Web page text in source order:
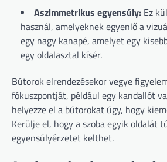
Aszimmetrikus egyensúly: Ez
használ, amelyeknek egyenlő a
egy nagy kanapé, amelyet egy
egy oldalasztal kísér.
Bútorok elrendezésekor vegye
fókuszpontját, például egy kandallót
helyezze el a bútorokat úgy, hogy
Kerülje el, hogy a szoba egyik oldalát
egyensúlyérzetet kelthet.